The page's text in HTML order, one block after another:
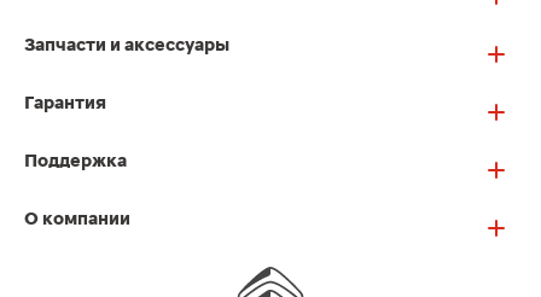
Запчасти и аксессуары
Гарантия
Поддержка
О компании